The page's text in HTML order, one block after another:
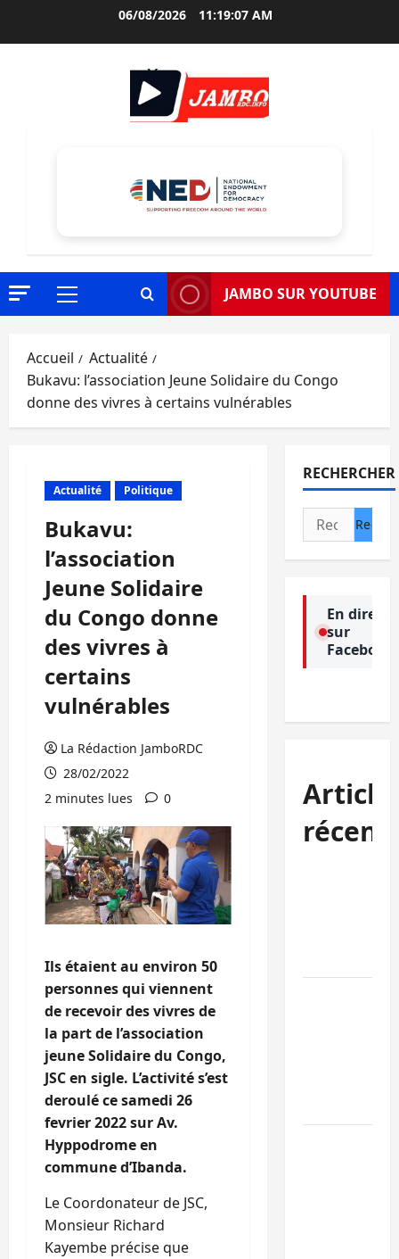
06/08/2026 11:19:09 AM
Menu
JAMBO SUR YOUTUBE
Accueil
Actualité
Bukavu: l’association Jeune Solidaire du Congo
donne des vivres à certains vulnérables
Actualité Politique
Bukavu:
l’association
Jeune Solidaire
du Congo donne
des vivres à
certains
vulnérables
La Rédaction JamboRDC
28/02/2022
2 minutes lues
0
Ils étaient au environ 50
personnes qui viennent
de recevoir des vivres de
la part de l’association
jeune Solidaire du Congo,
JSC en sigle. L’activité s’est
deroulé ce samedi 26
fevrier 2022 sur Av.
Hyppodrome en
commune d’Ibanda.
Le Coordonateur de JSC,
Monsieur Richard
Kayembe précise que
RECHERCHER
Rechercher :
En direct
sur
Facebook